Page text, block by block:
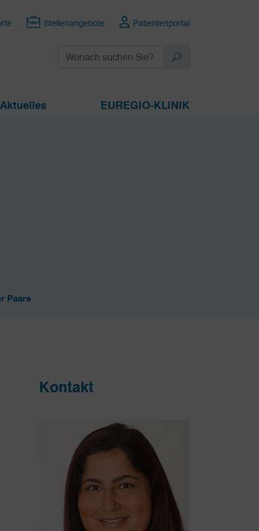
Stellenangebote Patientenportal
Aktuelles EUREGIO-KLINIK
Paare
Kontakt